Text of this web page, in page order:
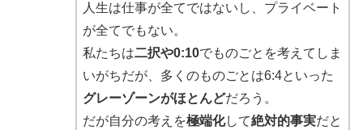
人生は仕事が全てではないし、プライベート
が全てでもない。
私たちは二択や0:10でものごとを考えてしま
いがちだが、多くのものごとは6:4といった
グレーゾーンがほとんどだろう。
だが自分の考えを極端化して絶対的事実だと